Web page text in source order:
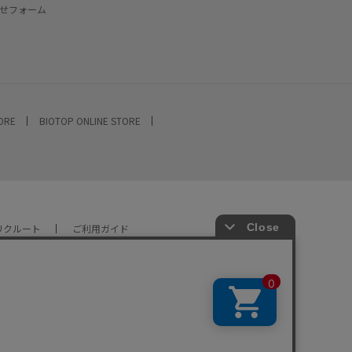
フォーム
BIOTOP ONLINE STORE
クルート ご利用ガイド